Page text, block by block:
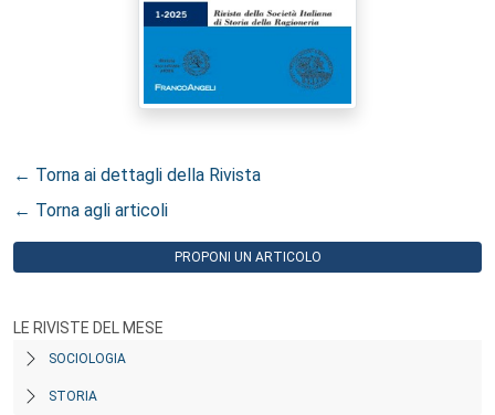
← Torna ai dettagli della Rivista
← Torna agli articoli
PROPONI UN ARTICOLO
LE RIVISTE DEL MESE
SOCIOLOGIA
STORIA